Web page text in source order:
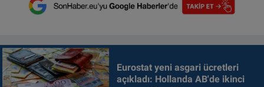
Eurostat yeni asgari ücretleri
açıkladı: Hollanda AB'de ikinci